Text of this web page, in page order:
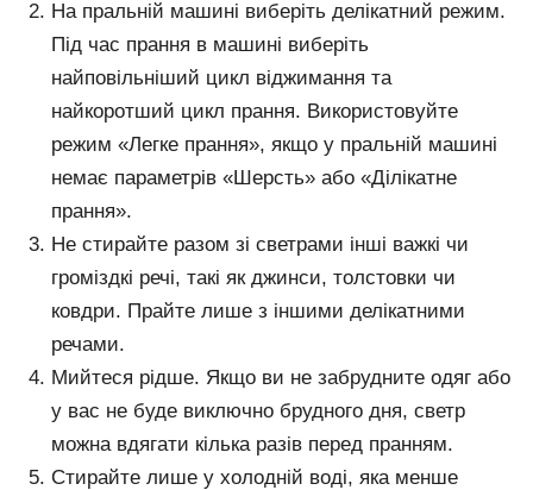
На пральній машині виберіть делікатний режим.
Під час прання в машині виберіть
найповільніший цикл віджимання та
найкоротший цикл прання. Використовуйте
режим «Легке прання», якщо у пральній машині
немає параметрів «Шерсть» або «Ділікатне
прання».
Не стирайте разом зі светрами інші важкі чи
громіздкі речі, такі як джинси, толстовки чи
ковдри. Прайте лише з іншими делікатними
речами.
Мийтеся рідше. Якщо ви не забрудните одяг або
у вас не буде виключно брудного дня, светр
можна вдягати кілька разів перед пранням.
Стирайте лише у холодній воді, яка менше